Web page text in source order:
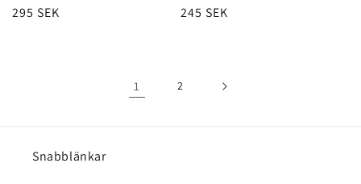
Ordinarie
295 SEK
Ordinarie
245 SEK
1 2
Snabblänkar